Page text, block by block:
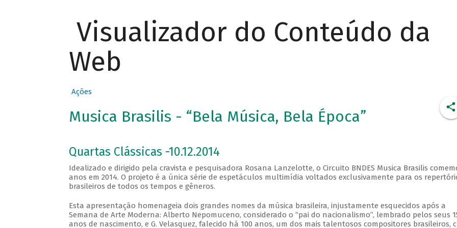
Visualizador do Conteúdo da
Web
Ações
Musica Brasilis - “Bela Música, Bela Época”
Quartas Clássicas -10.12.2014
Idealizado e dirigido pela cravista e pesquisadora Rosana Lanzelotte, o Circuito BNDES Musica Brasilis
anos em 2014. O projeto é a única série de espetáculos multimídia voltados exclusivamente para os
brasileiros de todos os tempos e gêneros.
Esta apresentação homenageia dois grandes nomes da música brasileira, injustamente esquecidos após a
Semana de Arte Moderna: Alberto Nepomuceno, considerado o “pai do nacionalismo”, lembrado pelos seus
anos de nascimento, e G. Velasquez, falecido há 100 anos, um dos mais talentosos compositores brasileiros,